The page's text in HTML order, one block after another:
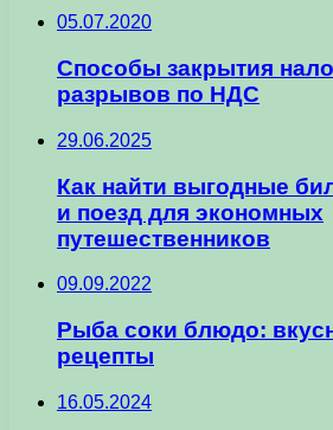
05.07.2020
Способы закрытия
разрывов по НДС
29.06.2025
Как найти выгодные
и поезд для экономных
путешественников
09.09.2022
Рыба соки блюдо:
рецепты
16.05.2024